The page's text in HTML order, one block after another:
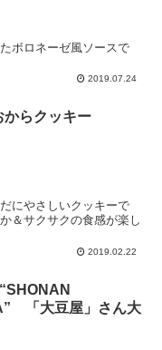
ボロネーゼ風ソースで
2019.07.24
からクッキー
にやさしいクッキーで
＆サクサクの食感が楽し
2019.02.22
「大豆屋」さん大